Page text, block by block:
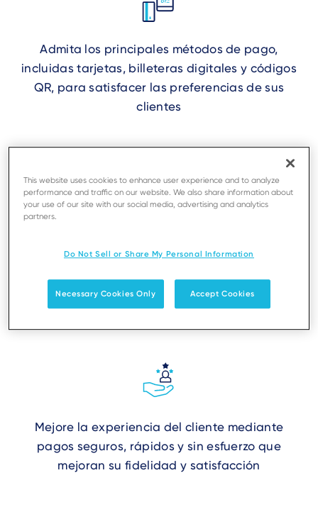
Admita los principales métodos de pago,
incluidas tarjetas, billeteras digitales y códigos
QR, para satisfacer las preferencias de sus
clientes
Disfrute de una compatibilidad perfecta con
Mejore la experiencia del cliente mediante
pagos seguros, rápidos y sin esfuerzo que
mejoran su fidelidad y satisfacción
This website uses cookies to enhance user experience and to analyze
performance and traffic on our website. We also share information about
your use of our site with our social media, advertising and analytics
partners.
Do Not Sell or Share My Personal Information
Necessary Cookies Only Accept Cookies